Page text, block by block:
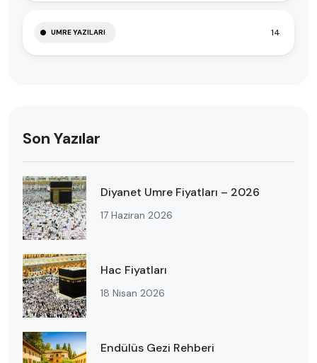
UMRE YAZILARI 14
Son Yazılar
Diyanet Umre Fiyatları – 2026
17 Haziran 2026
Hac Fiyatları
18 Nisan 2026
Endülüs Gezi Rehberi